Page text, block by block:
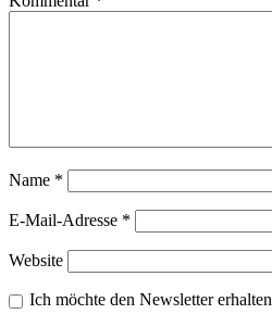
Name *
E-Mail-Adresse *
Website
Ich möchte den Newsletter erhalten